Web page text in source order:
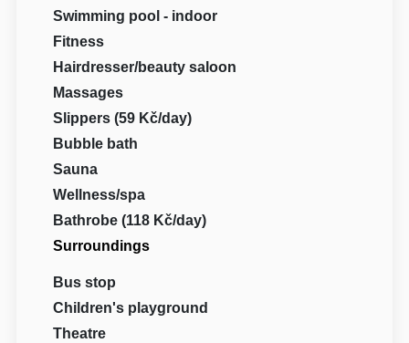
Swimming pool - indoor
Fitness
Hairdresser/beauty saloon
Massages
Slippers (59 Kč/day)
Bubble bath
Sauna
Wellness/spa
Bathrobe (118 Kč/day)
Surroundings
Bus stop
Children's playground
Theatre